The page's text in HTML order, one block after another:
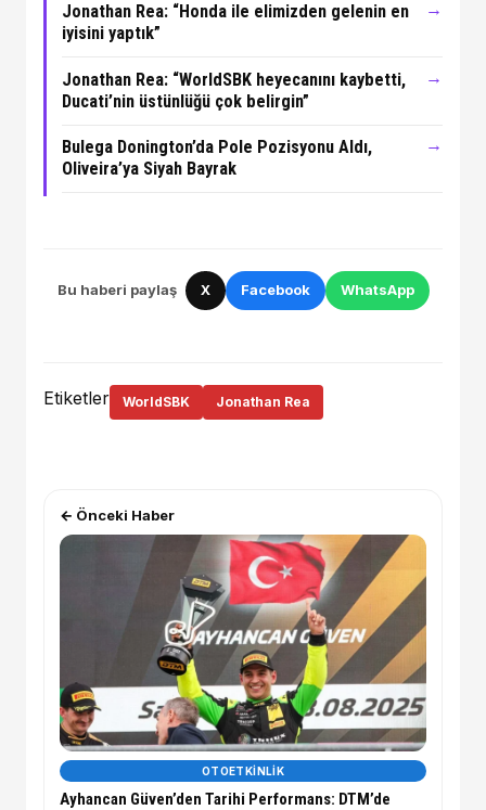
Jonathan Rea: “Honda ile elimizden gelenin en
iyisini yaptık”
→
Jonathan Rea: “WorldSBK heyecanını kaybetti,
Ducati’nin üstünlüğü çok belirgin”
→
Bulega Donington’da Pole Pozisyonu Aldı,
Oliveira’ya Siyah Bayrak
→
Bu haberi paylaş X Facebook WhatsApp
Etiketler WorldSBK Jonathan Rea
← Önceki Haber
OTOETKINLIK
Ayhancan Güven’den Tarihi Performans: DTM’de